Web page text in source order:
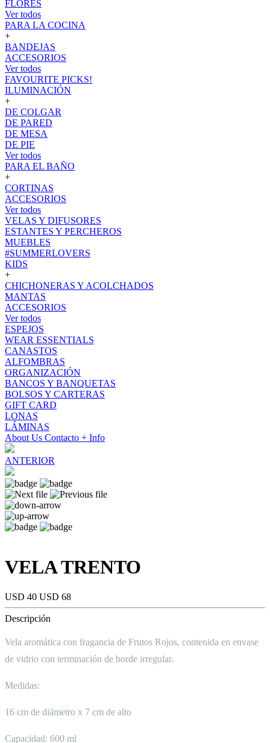
FLORES
Ver todos
PARA LA COCINA
+
BANDEJAS
ACCESORIOS
Ver todos
FAVOURITE PICKS!
ILUMINACIÓN
+
DE COLGAR
DE PARED
DE MESA
DE PIE
Ver todos
PARA EL BAÑO
+
CORTINAS
ACCESORIOS
Ver todos
VELAS Y DIFUSORES
ESTANTES Y PERCHEROS
MUEBLES
#SUMMERLOVERS
KIDS
+
CHICHONERAS Y ACOLCHADOS
MANTAS
ACCESORIOS
Ver todos
ESPEJOS
WEAR ESSENTIALS
CANASTOS
ALFOMBRAS
ORGANIZACIÓN
BANCOS Y BANQUETAS
BOLSOS Y CARTERAS
GIFT CARD
LONAS
LÁMINAS
About Us Contacto + Info
ANTERIOR
VELA TRENTO
USD 40 USD 68
Descripción
Vela aromática con fragancia de Frutos Rojos, contenida en envase
de vidrio con terminación de borde irregular.
Medidas:
16 cm de diámetro x 7 cm de alto
Capacidad: 600 ml